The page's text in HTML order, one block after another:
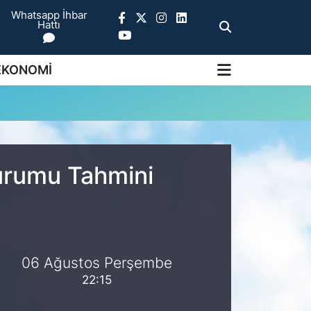
Whatsapp İhbar
Hattı
Tahmini
06 Ağustos Perşembe
22:15